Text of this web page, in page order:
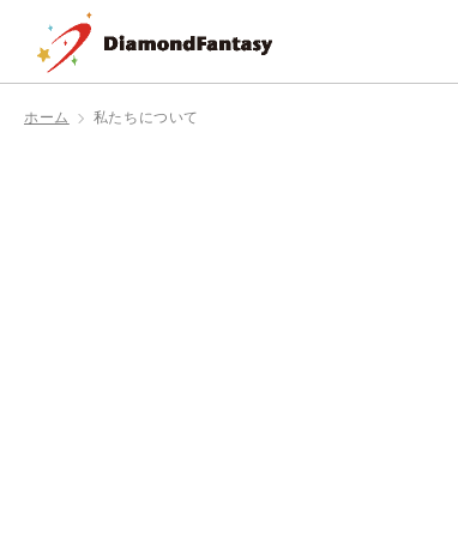
ホーム 私たちについて